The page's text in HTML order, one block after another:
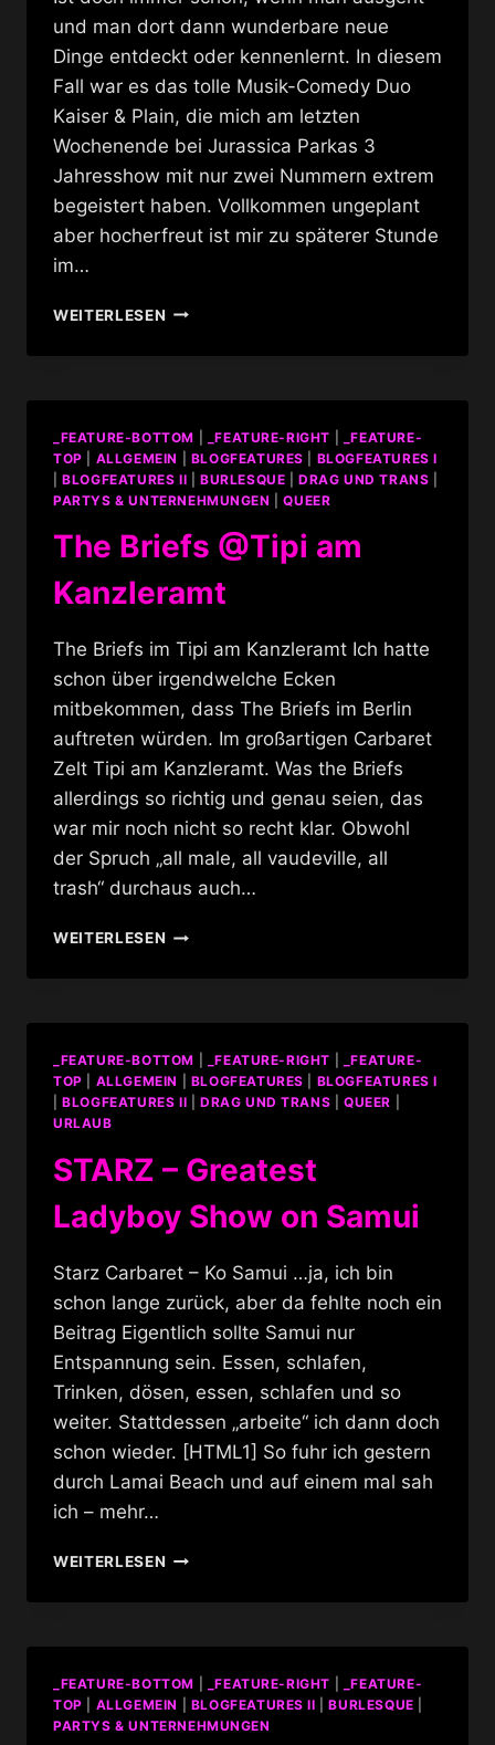
und man dort dann wunderbare neue
Dinge entdeckt oder kennenlernt. In diesem
Fall war es das tolle Musik-Comedy Duo
Kaiser & Plain, die mich am letzten
Wochenende bei Jurassica Parkas 3
Jahresshow mit nur zwei Nummern extrem
begeistert haben. Vollkommen ungeplant
aber hocherfreut ist mir zu späterer Stunde
im…
WEITERLESENKAISER
PLAIN
LIEBE
ZEITEN
VON
SO
_FEATURE-BOTTOM _FEATURE-RIGHT
_FEATURE-
TOP
ALLGEMEIN BLOGFEATURES
BLOGFEATURES I
|BLOGFEATURES II BURLESQUE |DRAG UND TRANS
PARTYS & UNTERNEHMUNGEN
|QUEER
The Briefs @Tipi am
Kanzleramt
The Briefs im Tipi am Kanzleramt Ich hatte
schon über irgendwelche Ecken
mitbekommen, dass The Briefs im Berlin
auftreten würden. Im großartigen Carbaret
Zelt Tipi am Kanzleramt. Was the Briefs
allerdings so richtig und genau seien, das
war mir noch nicht so recht klar. Obwohl
der Spruch „all male, all vaudeville, all
trash“ durchaus auch…
WEITERLESENTHE
@TIPI
KANZLERAMT
_FEATURE-BOTTOM _FEATURE-RIGHT
_FEATURE-
TOP
ALLGEMEIN BLOGFEATURES
BLOGFEATURES I
|BLOGFEATURES II DRAG UND TRANS |QUEER
URLAUB
STARZ – Greatest
Ladyboy Show on Samui
Starz Carbaret – Ko Samui …ja, ich bin
schon lange zurück, aber da fehlte noch ein
Beitrag Eigentlich sollte Samui nur
Entspannung sein. Essen, schlafen,
Trinken, dösen, essen, schlafen und so
weiter. Stattdessen „arbeite“ ich dann doch
schon wieder. [HTML1] So fuhr ich gestern
durch Lamai Beach und auf einem mal sah
ich – mehr…
WEITERLESENSTARZ
GREATEST
SHOW
SAMUI
_FEATURE-BOTTOM _FEATURE-RIGHT
_FEATURE-
TOP
ALLGEMEIN BLOGFEATURES II |BURLESQUE
PARTYS & UNTERNEHMUNGEN